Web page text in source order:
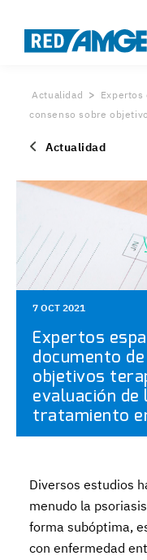
Actualidad
Expertos
consenso sobre
Actualidad
7 OCT 2021
Expertos
documento
objetivos
evaluación
tratamiento
Diversos estudios
menudo la
forma subóptima,
con enfermedad